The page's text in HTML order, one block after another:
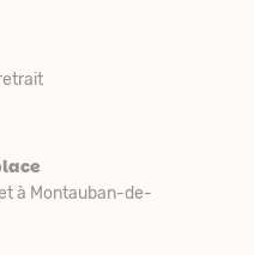
à Montauban-de-